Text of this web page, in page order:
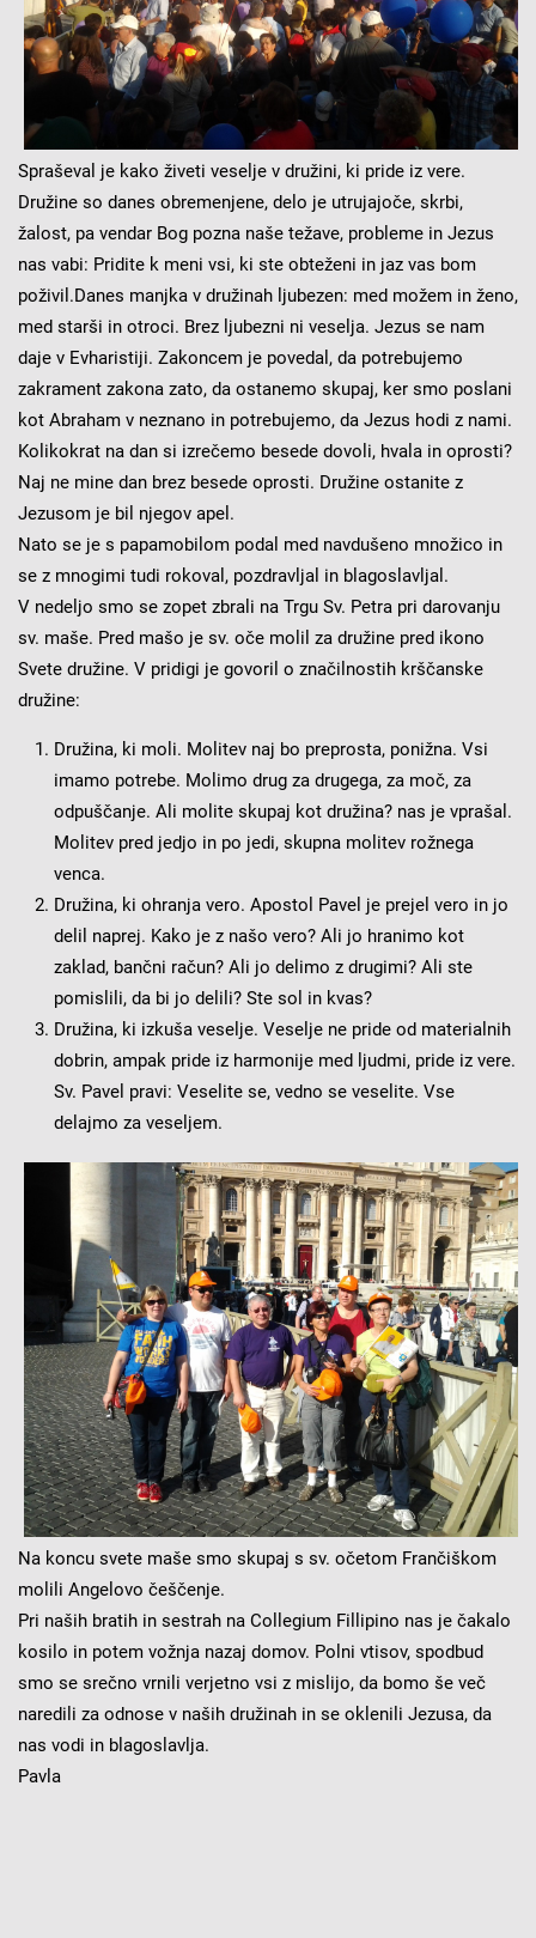
Spraševal je kako živeti veselje v družini, ki pride iz vere.
Družine so danes obremenjene, delo je utrujajoče, skrbi,
žalost, pa vendar Bog pozna naše težave, probleme in Jezus
nas vabi: Pridite k meni vsi, ki ste obteženi in jaz vas bom
poživil.Danes manjka v družinah ljubezen: med možem in ženo,
med starši in otroci. Brez ljubezni ni veselja. Jezus se nam
daje v Evharistiji. Zakoncem je povedal, da potrebujemo
zakrament zakona zato, da ostanemo skupaj, ker smo poslani
kot Abraham v neznano in potrebujemo, da Jezus hodi z nami.
Kolikokrat na dan si izrečemo besede dovoli, hvala in oprosti?
Naj ne mine dan brez besede oprosti. Družine ostanite z
Jezusom je bil njegov apel.
Nato se je s papamobilom podal med navdušeno množico in
se z mnogimi tudi rokoval, pozdravljal in blagoslavljal.
V nedeljo smo se zopet zbrali na Trgu Sv. Petra pri darovanju
sv. maše. Pred mašo je sv. oče molil za družine pred ikono
Svete družine. V pridigi je govoril o značilnostih krščanske
družine:
Družina, ki moli. Molitev naj bo preprosta, ponižna. Vsi
imamo potrebe. Molimo drug za drugega, za moč, za
odpuščanje. Ali molite skupaj kot družina? nas je vprašal.
Molitev pred jedjo in po jedi, skupna molitev rožnega
venca.
Družina, ki ohranja vero. Apostol Pavel je prejel vero in jo
delil naprej. Kako je z našo vero? Ali jo hranimo kot
zaklad, bančni račun? Ali jo delimo z drugimi? Ali ste
pomislili, da bi jo delili? Ste sol in kvas?
Družina, ki izkuša veselje. Veselje ne pride od materialnih
dobrin, ampak pride iz harmonije med ljudmi, pride iz vere.
Sv. Pavel pravi: Veselite se, vedno se veselite. Vse
delajmo za veseljem.
Na koncu svete maše smo skupaj s sv. očetom Frančiškom
molili Angelovo češčenje.
Pri naših bratih in sestrah na Collegium Fillipino nas je čakalo
kosilo in potem vožnja nazaj domov. Polni vtisov, spodbud
smo se srečno vrnili verjetno vsi z mislijo, da bomo še več
naredili za odnose v naših družinah in se oklenili Jezusa, da
nas vodi in blagoslavlja.
Pavla